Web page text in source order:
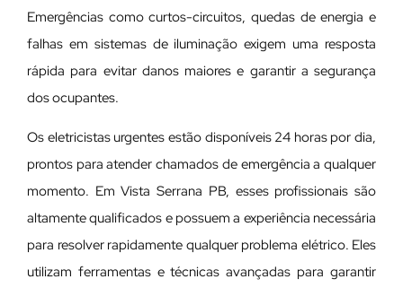
Emergências como curtos-circuitos, quedas de energia e
falhas em sistemas de iluminação exigem uma resposta
rápida para evitar danos maiores e garantir a segurança
dos ocupantes.
Os eletricistas urgentes estão disponíveis 24 horas por dia,
prontos para atender chamados de emergência a qualquer
momento. Em Vista Serrana PB, esses profissionais são
altamente qualificados e possuem a experiência necessária
para resolver rapidamente qualquer problema elétrico. Eles
utilizam ferramentas e técnicas avançadas para garantir